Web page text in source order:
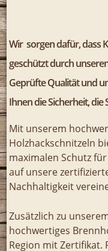
Wir sorgen dafür, dass
geschützt durch
Geprüfte Qualität und
Ihnen die Sicherheit, die
Mit unserem
Holzhackschnitzeln
maximalen Schutz
auf unsere
Nachhaltigkeit
Zusätzlich zu
hochwertiges
Region mit Zertifikat.